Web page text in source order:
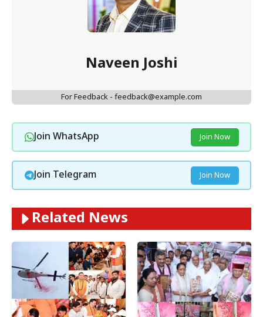
Naveen Joshi
For Feedback - feedback@example.com
Join WhatsApp Join Now
Join Telegram Join Now
Related News